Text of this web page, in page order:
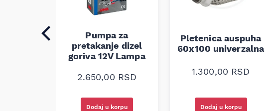
Pumpa za
pretakanje dizel
goriva 12V Lampa
2.650,00 RSD
Dodaj u korpu
Pletenica auspuha
60x100 univerzalna
1.300,00 RSD
Dodaj u korpu